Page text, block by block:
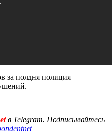
за полдня полиция
в Telegram. Подписывайтесь